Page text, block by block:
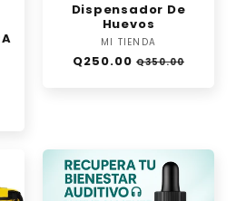
Dispensador De
Huevos
Proveedor:
MI TIENDA
Precio
Q250.00 Precio
Q350.00